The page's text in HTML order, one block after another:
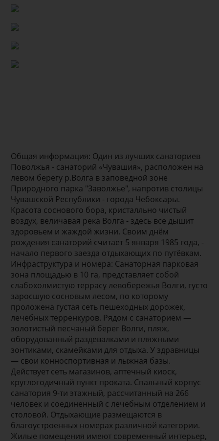
Общая информация: Один из лучших санаториев
Поволжья - санаторий «Чувашия», расположен на
левом берегу р.Волга в заповедной зоне
Природного парка "Заволжье", напротив столицы
Чувашской Республики - города Чебоксары.
Красота соснового бора, кристалльно чистый
воздух, величавая река Волга - здесь все дышит
здоровьем и жаждой жизни. Своим днём
рождения санаторий считает 5 января 1985 года, -
начало первого заезда отдыхающих по путёвкам.
Инфраструктура и номера: Санаторная парковая
зона площадью в 10 га, представляет собой
слабохолмистую террасу левобережья Волги, густо
заросшую сосновым лесом, по которому
проложена густая сеть пешеходных дорожек,
лечебных терренкуров. Рядом с санаторием —
золотистый песчаный берег Волги, пляж,
оборудованный раздевалками и пляжными
зонтиками, скамейками для отдыха. У здравницы
— свои конноспортивная и лыжная базы.
Действует сеть магазинов, аптечный киоск,
круглогодичный пункт проката. Спальный корпус
санатория 9-ти этажный, рассчитанный на 266
человек и соединенный с лечебным отделением и
столовой. Отдыхающие размещаются в
благоустроенных номерах различной категории.
Жилые помещения имеют современный интерьер,